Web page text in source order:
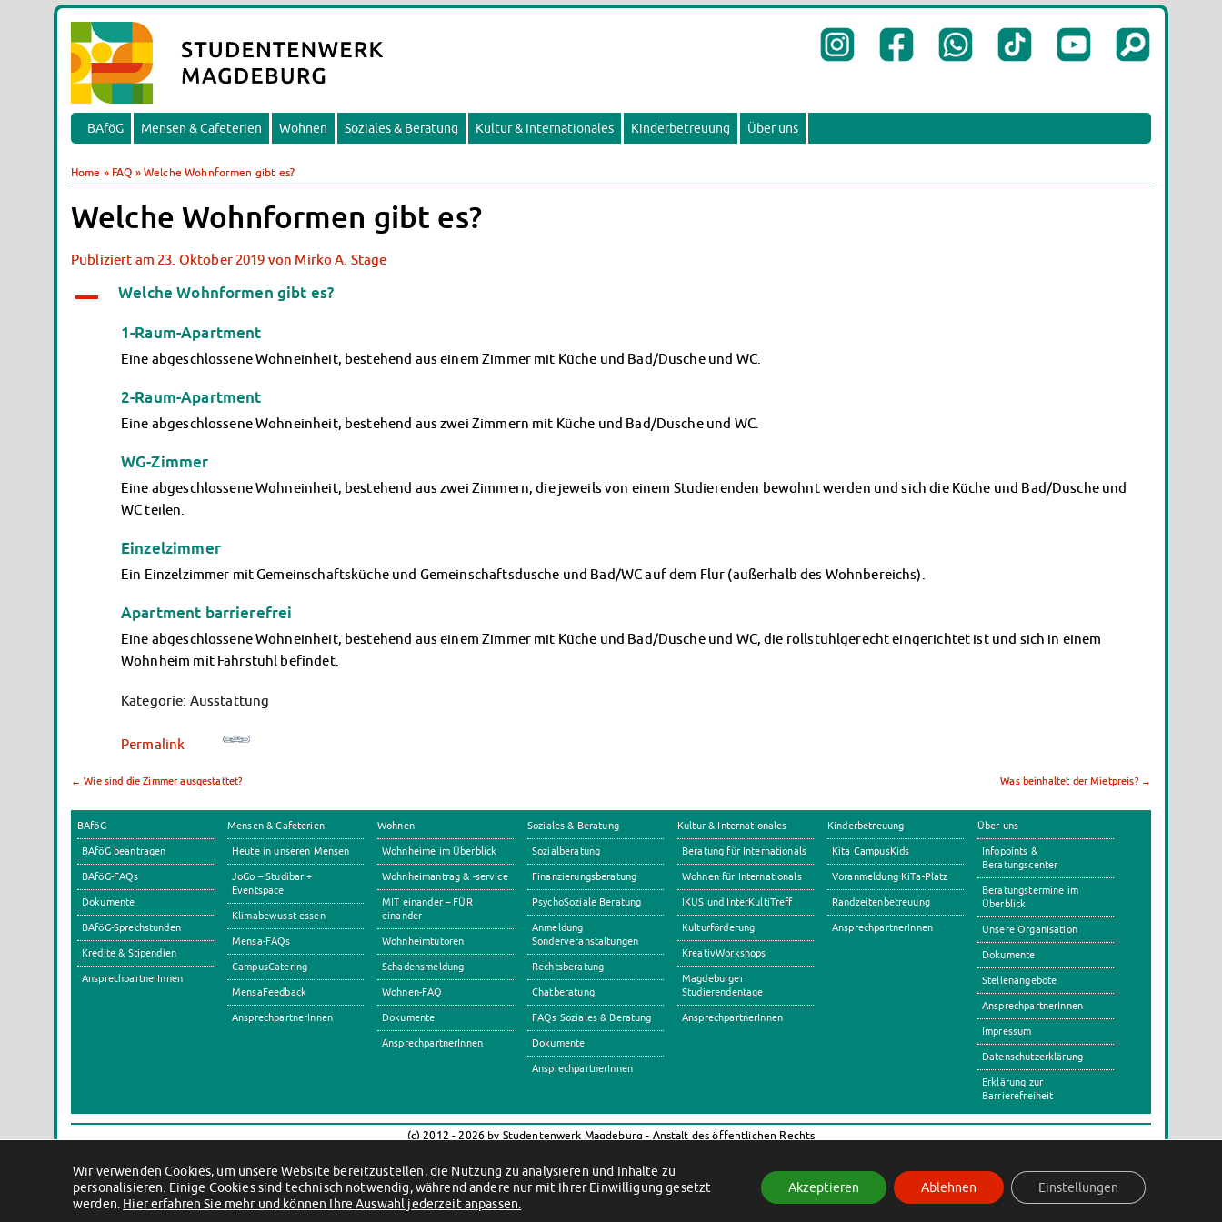
BAföG Mensen & Cafeterien Wohnen Soziales & Beratung Kultur & Internationales Kinderbetreuung Über uns
Home » FAQ »Welche Wohnformen gibt es?
Welche Wohnformen gibt es?
Publiziert am 23. Oktober 2019 von Mirko A. Stage
A Welche Wohnformen gibt es?
1-Raum-Apartment
Eine abgeschlossene Wohneinheit, bestehend aus einem Zimmer mit Küche und Bad/Dusche und WC.
2-Raum-Apartment
Eine abgeschlossene Wohneinheit, bestehend aus zwei Zimmern mit Küche und Bad/Dusche und WC.
WG-Zimmer
Eine abgeschlossene Wohneinheit, bestehend aus zwei Zimmern, die jeweils von einem Studierenden bewohnt werden und sich die Küche und Bad/Dusche und
WC teilen.
Einzelzimmer
Ein Einzelzimmer mit Gemeinschaftsküche und Gemeinschaftsdusche und Bad/WC auf dem Flur (außerhalb des Wohnbereichs).
Apartment barrierefrei
Eine abgeschlossene Wohneinheit, bestehend aus einem Zimmer mit Küche und Bad/Dusche und WC, die rollstuhlgerecht eingerichtet ist und sich in einem
Wohnheim mit Fahrstuhl befindet.
Kategorie: Ausstattung
Permalink
← Wie sind die Zimmer ausgestattet? Was beinhaltet der Mietpreis? →
BAföG
BAföG beantragen
BAföG-FAQs
Dokumente
BAföG-Sprechstunden
Kredite & Stipendien
AnsprechpartnerInnen
Mensen & Cafeterien
Heute in unseren Mensen
JoGo – Studibar +
Eventspace
Klimabewusst essen
Mensa-FAQs
CampusCatering
MensaFeedback
AnsprechpartnerInnen
Wohnen
Wohnheime im Überblick
Wohnheimantrag & -service
MIT einander – FÜR
einander
Wohnheimtutoren
Schadensmeldung
Wohnen-FAQ
Dokumente
AnsprechpartnerInnen
Soziales & Beratung
Sozialberatung
Finanzierungsberatung
PsychoSoziale Beratung
Anmeldung
Sonderveranstaltungen
Rechtsberatung
Chatberatung
FAQs Soziales & Beratung
Dokumente
AnsprechpartnerInnen
Kultur & Internationales
Beratung für Internationals
Wohnen für Internationals
IKUS und InterKultiTreff
Kulturförderung
KreativWorkshops
Magdeburger
Studierendentage
AnsprechpartnerInnen
Kinderbetreuung
Kita CampusKids
Voranmeldung KiTa-Platz
Randzeitenbetreuung
AnsprechpartnerInnen
Über uns
Infopoints &
Beratungscenter
Beratungstermine im
Überblick
Unsere Organisation
Dokumente
Stellenangebote
AnsprechpartnerInnen
Impressum
Datenschutzerklärung
Erklärung zur
Barrierefreiheit
(c) 2012 - 2026 by Studentenwerk Magdeburg - Anstalt des öffentlichen Rechts
Impressum
Datenschutzerklärung Erklärung zur Barrierefreiheit
Wir verwenden Cookies, um unsere Website bereitzustellen, die Nutzung zu analysieren und Inhalte zu
personalisieren. Einige Cookies sind technisch notwendig, während andere nur mit Ihrer Einwilligung gesetzt
werden. Hier erfahren Sie mehr und können Ihre Auswahl jederzeit anpassen.
Akzeptieren Ablehnen Einstellungen